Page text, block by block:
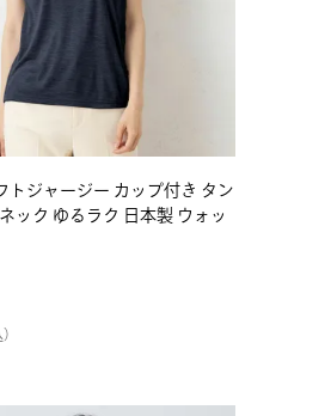
トジャージー カップ付き タン
ック ゆるラク 日本製 ウォッ